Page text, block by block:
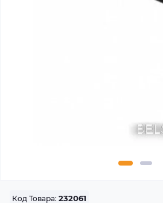
Код Товара: 232061